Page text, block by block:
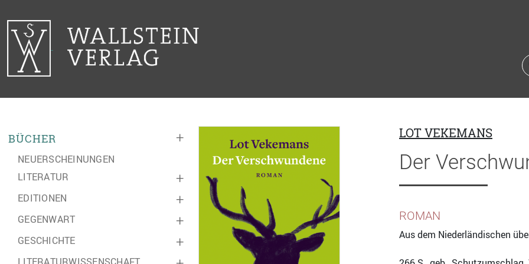
+
BÜCHER
NEUERSCHEINUNGEN
+
LITERATUR
+
EDITIONEN
+
GEGENWART
+
GESCHICHTE
LOT VEKEMANS
Der
ROMAN
Aus dem Niederländischen